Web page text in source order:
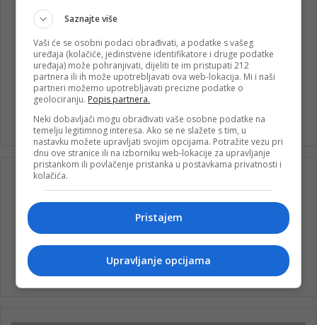
nk 1
Saznajte više
Vaši će se osobni podaci obrađivati, a podatke s vašeg
uređaja (kolačiće, jedinstvene identifikatore i druge podatke
uređaja) može pohranjivati, dijeliti te im pristupati 212
partnera ili ih može upotrebljavati ova web-lokacija. Mi i naši
partneri možemo upotrebljavati precizne podatke o
geolociranju. Popis partnera.
Neki dobavljači mogu obrađivati vaše osobne podatke na
temelju legitimnog interesa. Ako se ne slažete s tim, u
nastavku možete upravljati svojim opcijama. Potražite vezu pri
dnu ove stranice ili na izborniku web-lokacije za upravljanje
pristankom ili povlačenje pristanka u postavkama privatnosti i
kolačića.
Pristajem
Upravljanje opcijama